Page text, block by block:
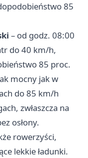
85
– od godz. 08:00
do 40 km/h,
85 proc.
mocny jak w
do 85 km/h
zwłaszcza na
osłony.
rowerzyści,
lekkie ładunki.